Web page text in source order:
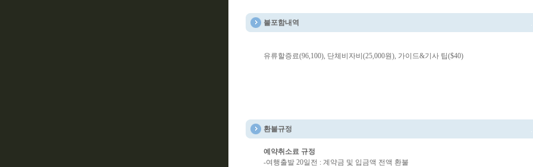
불포함내역
유류할증료(96,100), 단체비자비(25,000원), 가이드&기사 팁($40)
환불규정
예약취소료 규정
-여행출발 20일전 : 계약금 및 입금액 전액 환불